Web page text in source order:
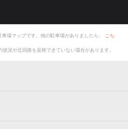
車場マップです。他の駐車場がありましたら、
こち
況や迂回路を反映できていない場合があります。